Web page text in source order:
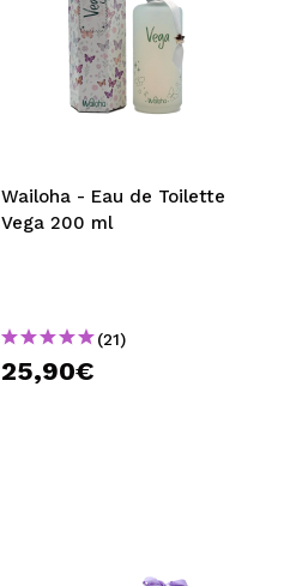
Wailoha - Eau de Toilette
Vega 200 ml
(21)
25,90€